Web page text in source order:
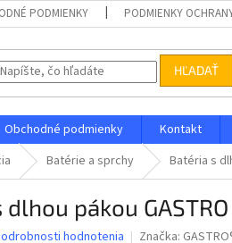
PODMIENKY PODMIENKY
HĽADAŤ
Obchodné podmienky Kontakt
Batérie a sprchy Batéria s
pákou
hodnotenia Značka: